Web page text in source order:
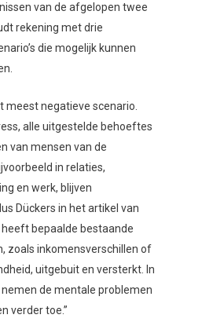
van de afgelopen twee
rekening met drie
die mogelijk kunnen
meest negatieve scenario.
alle uitgestelde behoeftes
van mensen van de
in relaties,
en werk, blijven
Dückers in het artikel van
heeft bepaalde bestaande
zoals inkomensverschillen of
uitgebuit en versterkt. In
de mentale problemen
verder toe.”